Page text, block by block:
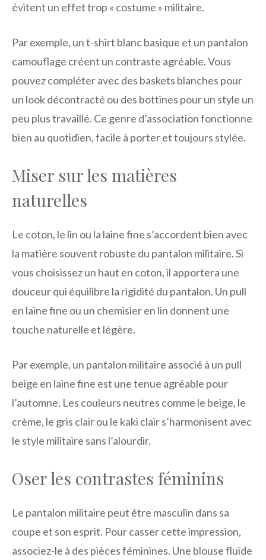
évitent un effet trop « costume » militaire.
Par exemple, un t-shirt blanc basique et un pantalon
camouflage créent un contraste agréable. Vous
pouvez compléter avec des baskets blanches pour
un look décontracté ou des bottines pour un style un
peu plus travaillé. Ce genre d’association fonctionne
bien au quotidien, facile à porter et toujours stylée.
Miser sur les matières
naturelles
Le coton, le lin ou la laine fine s’accordent bien avec
la matière souvent robuste du pantalon militaire. Si
vous choisissez un haut en coton, il apportera une
douceur qui équilibre la rigidité du pantalon. Un pull
en laine fine ou un chemisier en lin donnent une
touche naturelle et légère.
Par exemple, un pantalon militaire associé à un pull
beige en laine fine est une tenue agréable pour
l’automne. Les couleurs neutres comme le beige, le
crème, le gris clair ou le kaki clair s’harmonisent avec
le style militaire sans l’alourdir.
Oser les contrastes féminins
Le pantalon militaire peut être masculin dans sa
coupe et son esprit. Pour casser cette impression,
associez-le à des pièces féminines. Une blouse fluide